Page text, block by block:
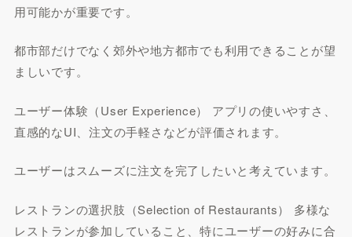
用可能かが重要です。
都市部だけでなく郊外や地方都市でも利用できることが望
ましいです。
ユーザー体験（User Experience） アプリの使いやすさ、
直感的なUI、注文の手軽さなどが評価されます。
ユーザーはスムーズに注文を完了したいと考えています。
レストランの選択肢（Selection of Restaurants） 多様な
レストランが参加していること、特にユーザーの好みに合